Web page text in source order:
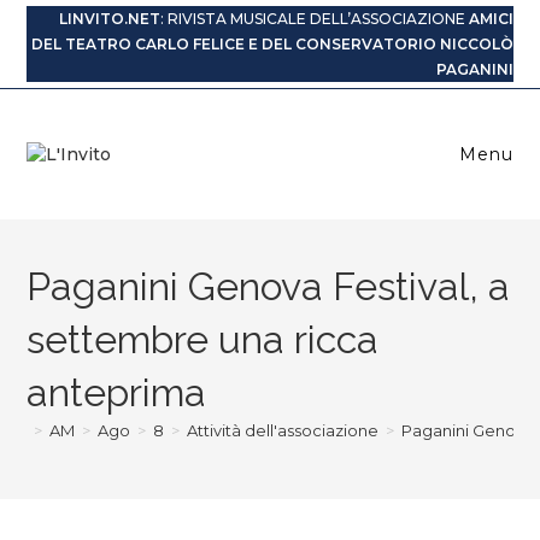
Salta
LINVITO.NET: RIVISTA MUSICALE DELL’ASSOCIAZIONE AMICI
DEL TEATRO CARLO FELICE E DEL CONSERVATORIO NICCOLÒ
PAGANINI
Menu
Paganini Genova Festival, a
settembre una ricca
anteprima
> AM > Ago > 8 > Attività dell'associazione > Paganini